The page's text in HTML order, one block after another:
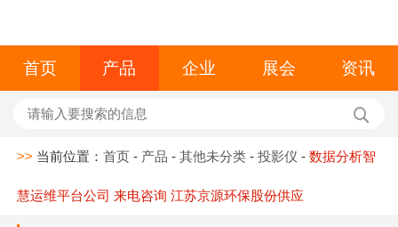
首页 产品 企业 展会 资讯
>> 当前位置：首页 - 产品 -其他未分类 -投影仪 -数据分析智
慧运维平台公司 来电咨询 江苏京源环保股份供应